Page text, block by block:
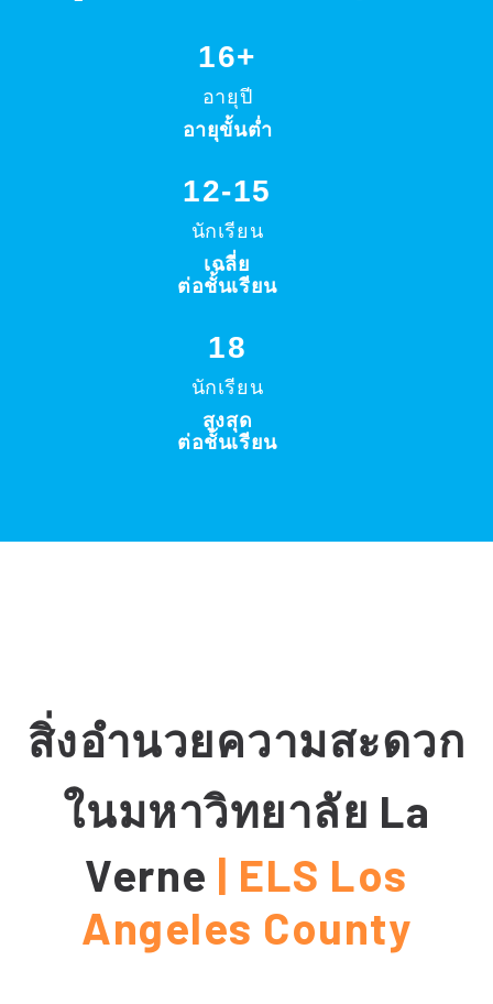
16+
อายุปี
อายุขั้นต่ำ
12-15
นักเรียน
เฉลี่ย
ต่อชั้นเรียน
18
นักเรียน
สูงสุด
ต่อชั้นเรียน
สิ่งอำนวยความสะดวก
ในมหาวิทยาลัย La
Verne | ELS Los
Angeles County